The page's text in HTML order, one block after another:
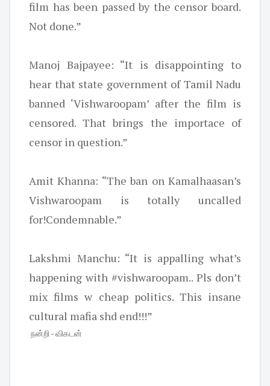
film has been passed by the censor board.
Not done.”
Manoj Bajpayee: “It is disappointing to
hear that state government of Tamil Nadu
banned ‘Vishwaroopam’ after the film is
censored. That brings the importace of
censor in question.”
Amit Khanna: “The ban on Kamalhaasan’s
Vishwaroopam is totally uncalled
for!Condemnable.”
Lakshmi Manchu: “It is appalling what’s
happening with #vishwaroopam.. Pls don’t
mix films w cheap politics. This insane
cultural mafia shd end!!!”
நன்றி - விகடன்